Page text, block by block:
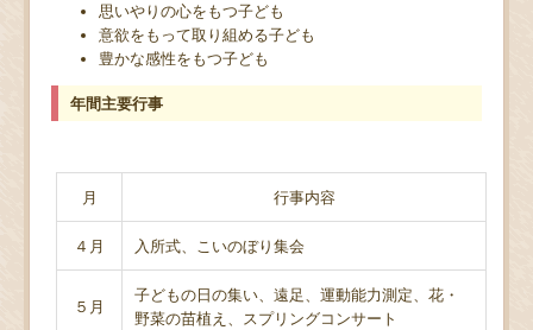
思いやりの心をもつ子ども
意欲をもって取り組める子ども
豊かな感性をもつ子ども
年間主要行事
月 行事内容
４月 入所式、こいのぼり集会
５月
子どもの日の集い、遠足、運動能力測定、花・
野菜の苗植え、スプリングコンサート